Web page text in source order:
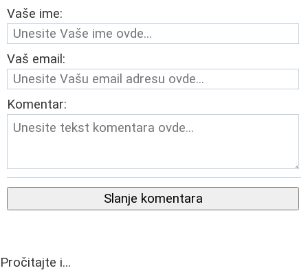
Vaše ime:
Vaš email:
Komentar:
Slanje komentara
Pročitajte i...